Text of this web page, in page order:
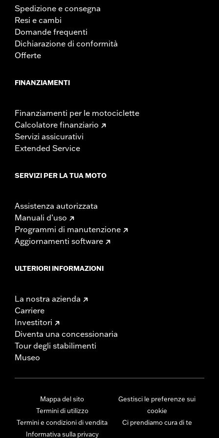
Spedizione e consegna
Resi e cambi
Domande frequenti
Dichiarazione di conformità
Offerte
FINANZIAMENTI
Finanziamenti per le motociclette
Calcolatore finanziario
Servizi assicurativi
Extended Service
SERVIZI PER LA TUA MOTO
Assistenza autorizzata
Manuali d’uso
Programmi di manutenzione
Aggiornamenti software
ULTERIORI INFORMAZIONI
La nostra azienda
Carriere
Investitori
Diventa una concessionaria
Tour degli stabilimenti
Museo
Mappa del sito
Termini di utilizzo
Termini e condizioni di vendita
Informativa sulla privacy
Gestisci le preferenze sui
cookie
Ci prendiamo cura di te